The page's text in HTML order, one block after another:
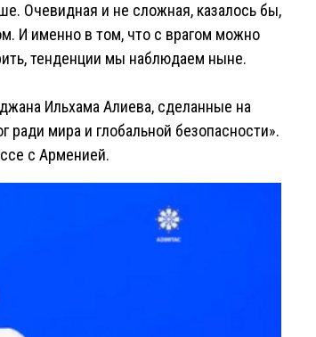
Очевидная и не сложная, казалось бы,
И именно в том, что с врагом можно
тенденции мы наблюдаем ныне.
Ильхама Алиева, сделанные на
мира и глобальной безопасности».
с Арменией.